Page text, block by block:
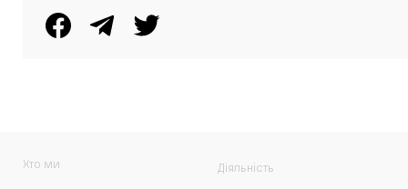
Хто ми Діяльність